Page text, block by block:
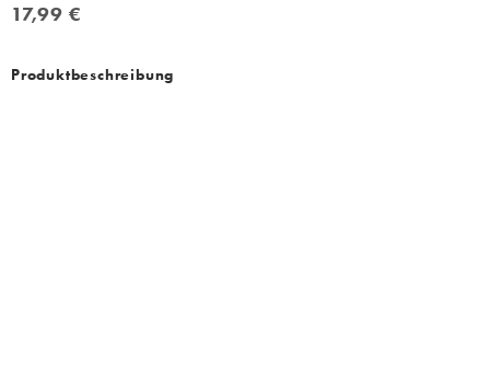
17,99 €
17,99 €
Produktbeschreibung